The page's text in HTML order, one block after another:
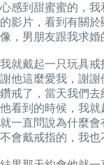
心感到甜蜜蜜的，
的影片，看到有關
像，男朋友跟我求婚
我就戴起一只玩具
謝他這麼愛我，謝
鑽戒了，當天我們
他看到的時候，我就
就一直問說為什麼
不會戴戒指的，我也